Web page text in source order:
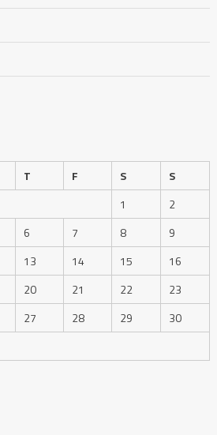
T F S
S
1
2
6 7 8
9
13 14 15
16
20 21 22
23
27 28 29
30